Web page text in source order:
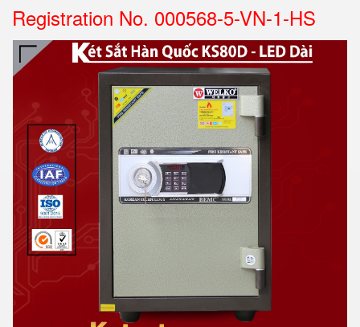
Registration No. 000568-5-VN-1-HS